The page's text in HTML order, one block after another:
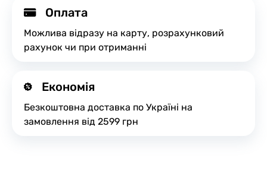
Оплата
Можлива відразу на карту, розрахунковий
рахунок чи при отриманні
Економія
Безкоштовна доставка по Україні на
замовлення від 2599 грн